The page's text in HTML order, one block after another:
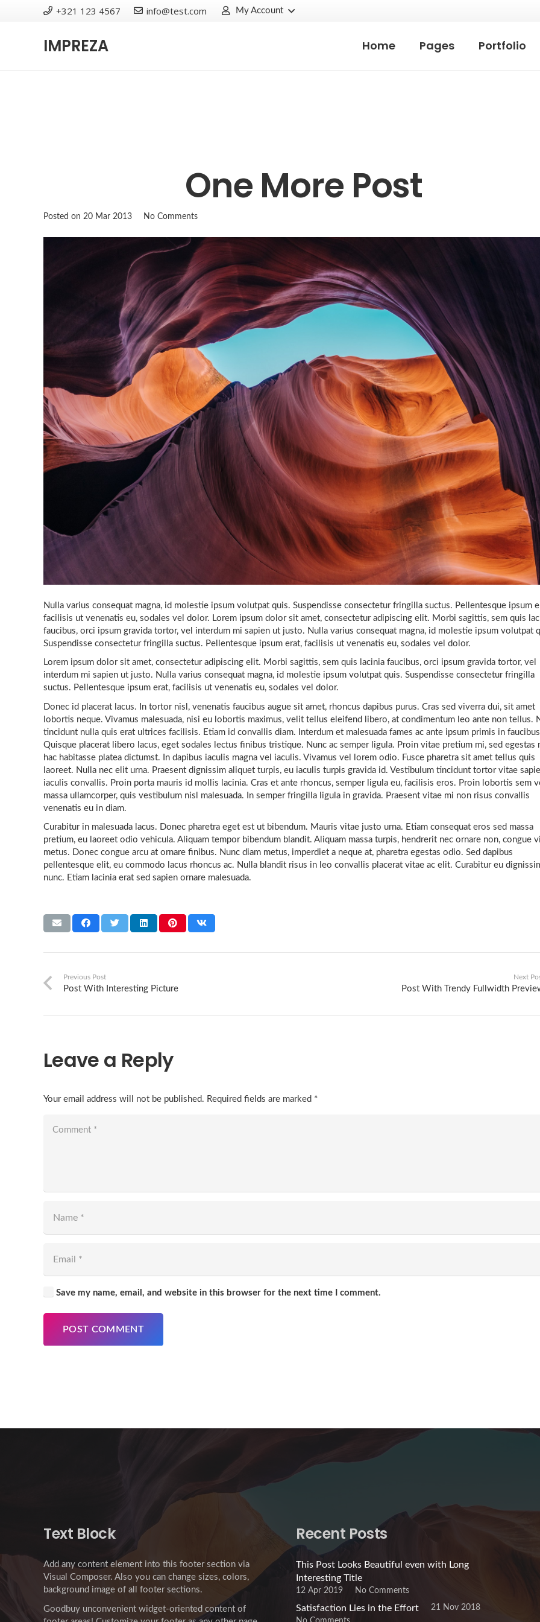
+321 123 4567 info@test.com My Account
IMPREZA Home Pages Portfolio
One More Post
Posted on 20 Mar 2013 No Comments
Nulla varius consequat magna, id molestie ipsum volutpat quis. Suspendisse consectetur fringilla suctus. Pellentesque ipsum
facilisis ut venenatis eu, sodales vel dolor. Lorem ipsum dolor sit amet, consectetur adipiscing elit. Morbi sagittis, sem quis
faucibus, orci ipsum gravida tortor, vel interdum mi sapien ut justo. Nulla varius consequat magna, id molestie ipsum volutpat
Suspendisse consectetur fringilla suctus. Pellentesque ipsum erat, facilisis ut venenatis eu, sodales vel dolor.
Lorem ipsum dolor sit amet, consectetur adipiscing elit. Morbi sagittis, sem quis lacinia faucibus, orci ipsum gravida tortor, vel
interdum mi sapien ut justo. Nulla varius consequat magna, id molestie ipsum volutpat quis. Suspendisse consectetur fringilla
suctus. Pellentesque ipsum erat, facilisis ut venenatis eu, sodales vel dolor.
Donec id placerat lacus. In tortor nisl, venenatis faucibus augue sit amet, rhoncus dapibus purus. Cras sed viverra dui, sit amet
lobortis neque. Vivamus malesuada, nisi eu lobortis maximus, velit tellus eleifend libero, at condimentum leo ante non tellus.
tincidunt nulla quis erat ultrices facilisis. Etiam id convallis diam. Interdum et malesuada fames ac ante ipsum primis in
Quisque placerat libero lacus, eget sodales lectus finibus tristique. Nunc ac semper ligula. Proin vitae pretium mi, sed egestas
hac habitasse platea dictumst. In dapibus iaculis magna vel iaculis. Vivamus vel lorem odio. Fusce pharetra sit amet tellus quis
laoreet. Nulla nec elit urna. Praesent dignissim aliquet turpis, eu iaculis turpis gravida id. Vestibulum tincidunt tortor vitae
iaculis convallis. Proin porta mauris id mollis lacinia. Cras et ante rhoncus, semper ligula eu, facilisis eros. Proin lobortis sem
massa ullamcorper, quis vestibulum nisl malesuada. In semper fringilla ligula in gravida. Praesent vitae mi non risus convallis
venenatis eu in diam.
Curabitur in malesuada lacus. Donec pharetra eget est ut bibendum. Mauris vitae justo urna. Etiam consequat eros sed massa
pretium, eu laoreet odio vehicula. Aliquam tempor bibendum blandit. Aliquam massa turpis, hendrerit nec ornare non, congue
metus. Donec congue arcu at ornare finibus. Nunc diam metus, imperdiet a neque at, pharetra egestas odio. Sed dapibus
pellentesque elit, eu commodo lacus rhoncus ac. Nulla blandit risus in leo convallis placerat vitae ac elit. Curabitur eu
nunc. Etiam lacinia erat sed sapien ornare malesuada.
Previous Post
Post With Interesting Picture
Next
Post With Trendy Fullwidth
Leave a Reply
Your email address will not be published. Required fields are marked *
Save my name, email, and website in this browser for the next time I comment.
POST COMMENT
Text Block
Add any content element into this footer section via
Visual Composer. Also you can change sizes, colors,
background image of all footer sections.
Goodbuy unconvenient widget-oriented content of
Recent Posts
This Post Looks Beautiful even with Long
Interesting Title
12 Apr 2019 No Comments
Satisfaction Lies in the Effort
21 Nov 2018